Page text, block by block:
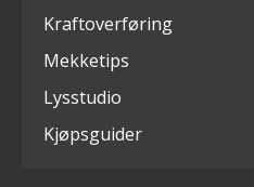
Kraftoverføring
Mekketips
Lysstudio
Kjøpsguider